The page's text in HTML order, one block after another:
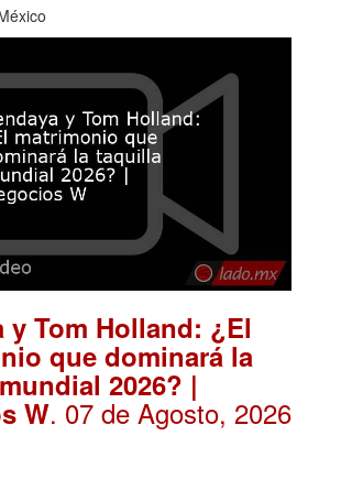
y Tom Holland: ¿El
que dominará la
2026? |
W. 07 de Agosto, 2026